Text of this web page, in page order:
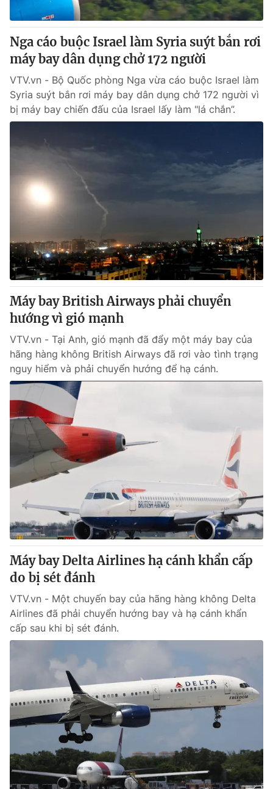
® Cấm sao chép dưới mọi hình thức nếu không có sự chấp
thuận bằng văn bản. Ghi rõ nguồn VTV.vn khi phát hành lại
thông tin từ website này.
Nga cáo buộc Israel làm Syria suýt bắn rơi
máy bay dân dụng chở 172 người
VTV.vn - Bộ Quốc phòng Nga vừa cáo buộc Israel làm
Syria suýt bắn rơi máy bay dân dụng chở 172 người vì
bị máy bay chiến đấu của Israel lấy làm "lá chắn”.
Máy bay British Airways phải chuyển
hướng vì gió mạnh
VTV.vn - Tại Anh, gió mạnh đã đẩy một máy bay của
hãng hàng không British Airways đã rơi vào tình trạng
nguy hiểm và phải chuyển hướng để hạ cánh.
Máy bay Delta Airlines hạ cánh khẩn cấp
do bị sét đánh
VTV.vn - Một chuyến bay của hãng hàng không Delta
Airlines đã phải chuyển hướng bay và hạ cánh khẩn
cấp sau khi bị sét đánh.